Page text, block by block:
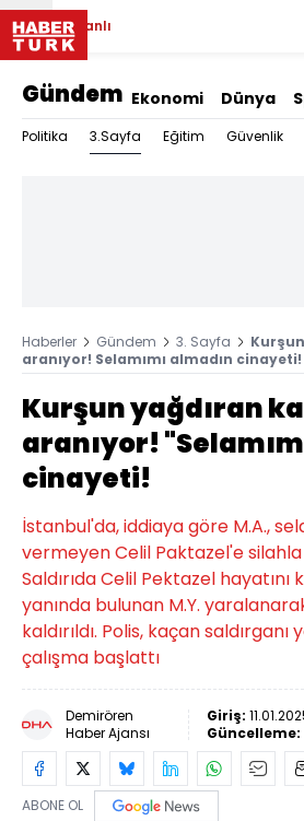
Canlı
Gündem Ekonomi Dünya
Politika 3.Sayfa Eğitim Güvenlik
Haberler Gündem 3. Sayfa
aranıyor! Selamımı almadın
Kurşun yağdıran
aranıyor!
cinayeti!
İstanbul'da, iddiaya göre M.A.,
vermeyen Celil Paktazel'e silahla
Saldırıda Celil Pektazel
yanında bulunan M.Y.
kaldırıldı. Polis, kaçan
çalışma başlattı
Demirören
Haber Ajansı
Giriş:
Güncelleme:
ABONE OL